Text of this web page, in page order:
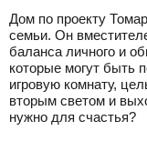
Дом по проекту
семьи. Он
баланса личного и
которые могут быть
игровую комнату,
вторым светом и
нужно для счастья?